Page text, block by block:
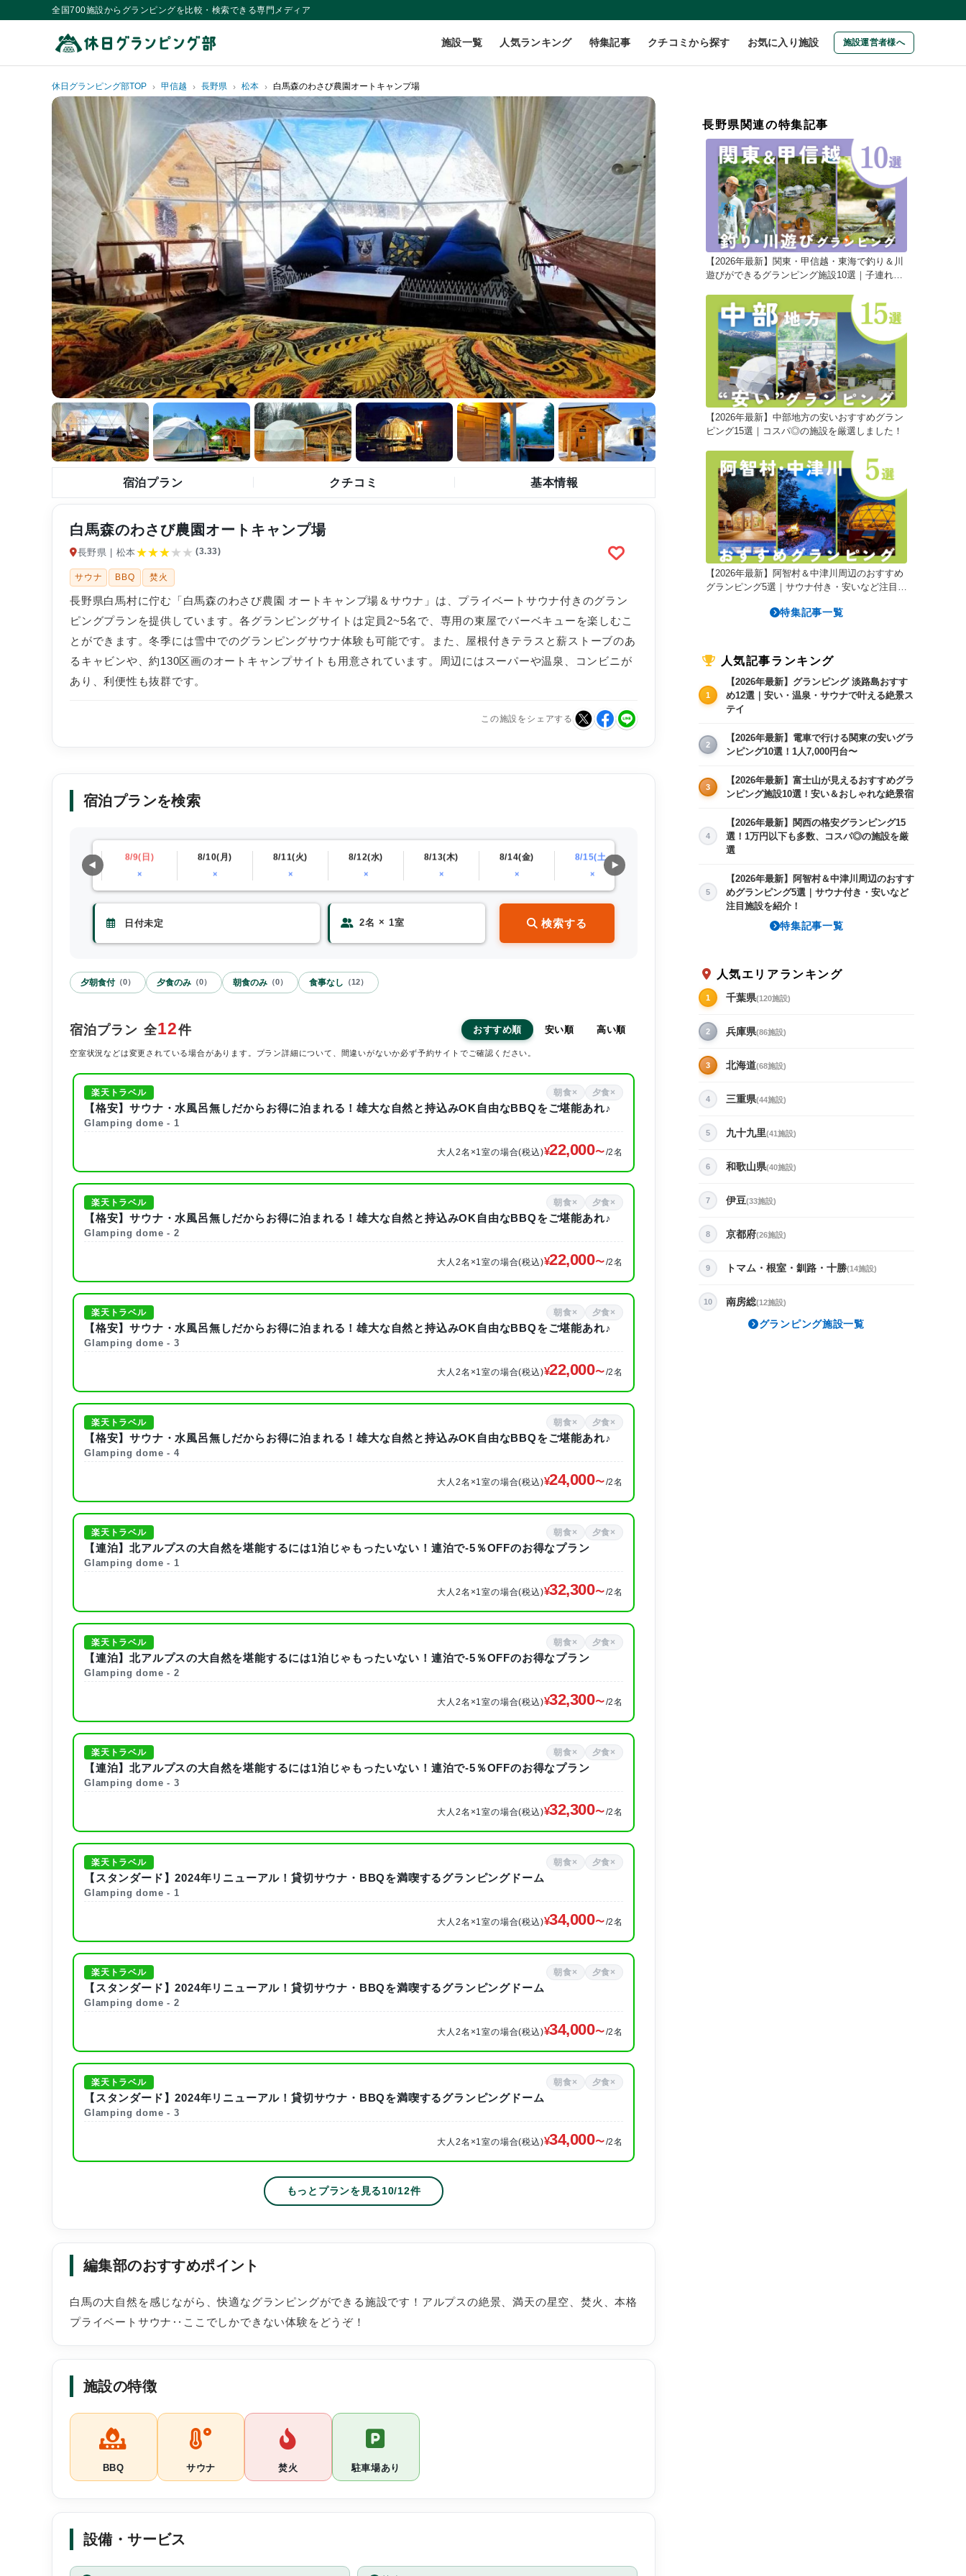
全国700施設からグランピングを比較・検索できる専門メディア
施設一覧 人気ランキング 特集記事 クチコミから探す お気に入り施設 施設運営者様へ
休日グランピング部TOP 甲信越 長野県 松本 白馬森のわさび農園オートキャンプ場
宿泊プラン クチコミ 基本情報
白馬森のわさび農園オートキャンプ場
長野県 | 松本 ★★★★ ★ (3.33)
サウナ BBQ 焚火
長野県白馬村に佇む「白馬森のわさび農園 オートキャンプ場＆サウナ」は、プライベートサウナ付きのグラン
ピングプランを提供しています。各グランピングサイトは定員2~5名で、専用の東屋でバーベキューを楽しむこ
とができます。冬季には雪中でのグランピングサウナ体験も可能です。また、屋根付きテラスと薪ストーブのあ
るキャビンや、約130区画のオートキャンプサイトも用意されています。周辺にはスーパーや温泉、コンビニが
あり、利便性も抜群です。
この施設をシェアする
宿泊プランを検索
8/9(日)
×
8/10(月)
×
8/11(火)
×
8/12(水)
×
8/13(木)
×
8/14(金)
×
8/15(土)
×
8/17(月)
15,000〜 15,000〜 15,000〜
2名 × 1室 検索する
夕朝食付（0） 夕食のみ （0） 朝食のみ （0） 食事なし （12）
宿泊プラン 全12件 おすすめ順 安い順 高い順
空室状況などは変更されている場合があります。プラン詳細について、間違いがないか必ず予約サイトでご確認ください。
楽天トラベル 朝食× 夕食×
【格安】サウナ・水風呂無しだからお得に泊まれる！雄大な自然と持込みOK自由なBBQをご堪能あれ♪
Glamping dome - 1
大人2名×1室の場合(税込) 22,000 /2名
楽天トラベル 朝食× 夕食×
【格安】サウナ・水風呂無しだからお得に泊まれる！雄大な自然と持込みOK自由なBBQをご堪能あれ♪
Glamping dome - 2
大人2名×1室の場合(税込) 22,000 /2名
楽天トラベル 朝食× 夕食×
【格安】サウナ・水風呂無しだからお得に泊まれる！雄大な自然と持込みOK自由なBBQをご堪能あれ♪
Glamping dome - 3
大人2名×1室の場合(税込) 22,000 /2名
楽天トラベル 朝食× 夕食×
【格安】サウナ・水風呂無しだからお得に泊まれる！雄大な自然と持込みOK自由なBBQをご堪能あれ♪
Glamping dome - 4
大人2名×1室の場合(税込) 24,000 /2名
楽天トラベル 朝食× 夕食×
【連泊】北アルプスの大自然を堪能するには1泊じゃもったいない！連泊で-5％OFFのお得なプラン
Glamping dome - 1
大人2名×1室の場合(税込) 32,300 /2名
楽天トラベル 朝食× 夕食×
【連泊】北アルプスの大自然を堪能するには1泊じゃもったいない！連泊で-5％OFFのお得なプラン
Glamping dome - 2
大人2名×1室の場合(税込) 32,300 /2名
楽天トラベル 朝食× 夕食×
【連泊】北アルプスの大自然を堪能するには1泊じゃもったいない！連泊で-5％OFFのお得なプラン
Glamping dome - 3
大人2名×1室の場合(税込) 32,300 /2名
楽天トラベル 朝食× 夕食×
【スタンダード】2024年リニューアル！貸切サウナ・BBQを満喫するグランピングドーム
Glamping dome - 1
大人2名×1室の場合(税込) 34,000 /2名
楽天トラベル 朝食× 夕食×
【スタンダード】2024年リニューアル！貸切サウナ・BBQを満喫するグランピングドーム
Glamping dome - 2
大人2名×1室の場合(税込) 34,000 /2名
楽天トラベル 朝食× 夕食×
【スタンダード】2024年リニューアル！貸切サウナ・BBQを満喫するグランピングドーム
Glamping dome - 3
大人2名×1室の場合(税込) 34,000 /2名
もっとプランを見る10/12件
編集部のおすすめポイント
白馬の大自然を感じながら、快適なグランピングができる施設です！アルプスの絶景、満天の星空、焚火、本格
プライベートサウナ‥ここでしかできない体験をどうぞ！
施設の特徴
BBQ サウナ 焚火 駐車場あり
設備・サービス
長野県関連の特集記事
【2026年最新】関東・甲信越・東海で釣り＆川
遊びができるグランピング施設10選｜子連れに
【2026年最新】中部地方の安いおすすめグラン
ピング15選｜コスパ◎の施設を厳選しました！
【2026年最新】阿智村＆中津川周辺のおすすめ
グランピング5選｜サウナ付き・安いなど注目施
特集記事一覧
人気記事ランキング
1
【2026年最新】グランピング 淡路島おすす
め12選｜安い・温泉・サウナで叶える絶景ス
テイ
2
【2026年最新】電車で行ける関東の安いグラ
ンピング10選！1人7,000円台〜
3
【2026年最新】富士山が見えるおすすめグラ
ンピング施設10選！安い＆おしゃれな絶景宿
4
【2026年最新】関西の格安グランピング15
選！1万円以下も多数、コスパ◎の施設を厳
選
5
【2026年最新】阿智村＆中津川周辺のおすす
めグランピング5選｜サウナ付き・安いなど
注目施設を紹介！
特集記事一覧
人気エリアランキング
1 千葉県(120施設)
2 兵庫県(86施設)
3 北海道(68施設)
4 三重県(44施設)
5 九十九里(41施設)
6 和歌山県(40施設)
7 伊豆(33施設)
8 京都府(26施設)
9 トマム・根室・釧路・十勝(14施設)
10 南房総(12施設)
グランピング施設一覧